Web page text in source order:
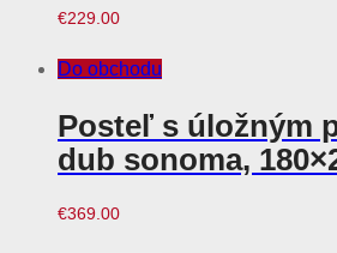
€229.00
Do obchodu
Posteľ s úložným
dub sonoma,
€369.00